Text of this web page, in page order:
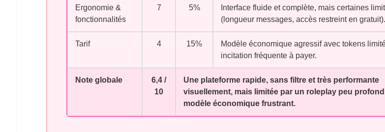
Ergonomie &
fonctionnalités
7 5%
Interface fluide et complète, mais certaines
(longueur messages, accès restreint en gratuit).
Tarif 4 15%
Modèle économique agressif avec tokens
incitation fréquente à payer.
Note globale
6,4 /
10
Une plateforme rapide, sans filtre et très performante
visuellement, mais limitée par un roleplay peu
modèle économique frustrant.